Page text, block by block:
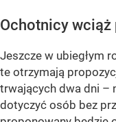
Ochotnicy wciąż
Jeszcze w ubiegłym
te otrzymają
trwających dwa dni –
dotyczyć osób bez